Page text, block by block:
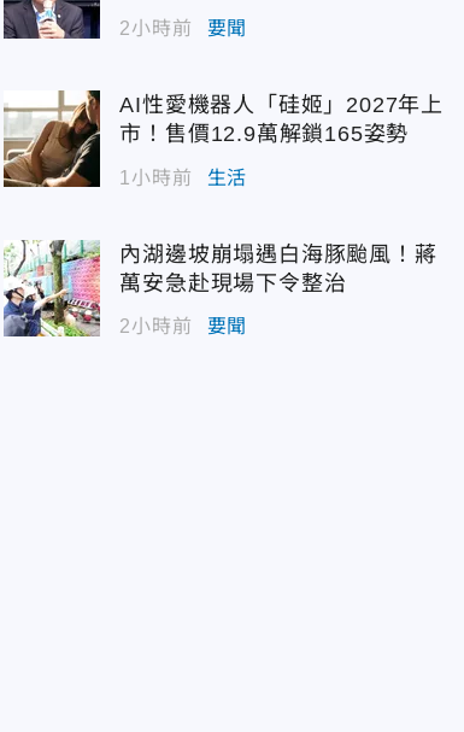
說實話
2小時前 要聞
AI性愛機器人「硅姬」2027年上
市！售價12.9萬解鎖165姿勢
1小時前 生活
內湖邊坡崩塌遇白海豚颱風！蔣
萬安急赴現場下令整治
2小時前 要聞